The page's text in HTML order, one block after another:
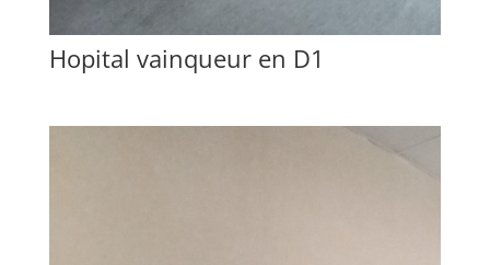
Hopital vainqueur en D1